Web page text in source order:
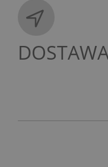
CENA NIE ZAWIERA